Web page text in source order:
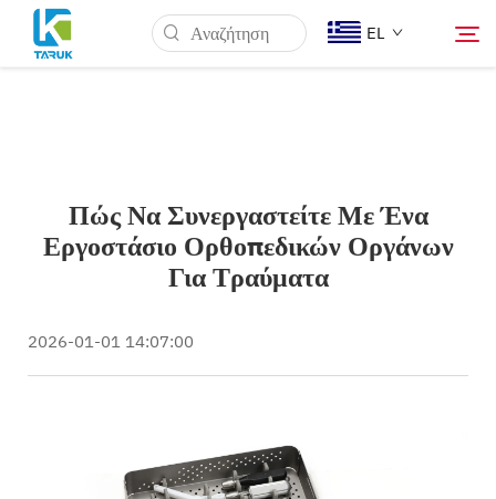
EL
Ιατρικές Αγορές
Νέα & Γεγονότα
Πώς Να Συνεργαστείτε Με Ένα
Εργοστάσιο Ορθοπεδικών Οργάνων
Για Τραύματα
2026-01-01 14:07:00